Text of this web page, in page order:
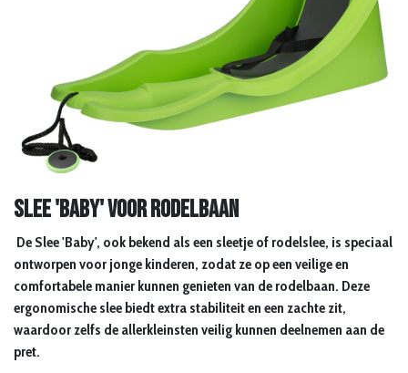
Slee 'Baby' voor rodelbaan
De Slee 'Baby', ook bekend als een sleetje of rodelslee, is speciaal
ontworpen voor jonge kinderen, zodat ze op een veilige en
comfortabele manier kunnen genieten van de rodelbaan. Deze
ergonomische slee biedt extra stabiliteit en een zachte zit,
waardoor zelfs de allerkleinsten veilig kunnen deelnemen aan de
pret.